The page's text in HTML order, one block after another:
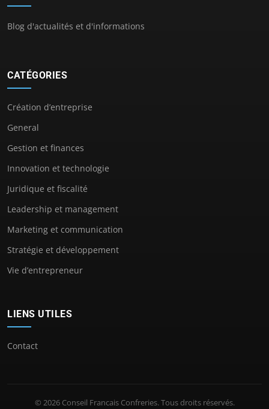
Blog d'actualités et d'informations
CATÉGORIES
Création d’entreprise
General
Gestion et finances
Innovation et technologie
Juridique et fiscalité
Leadership et management
Marketing et communication
Stratégie et développement
Vie d’entrepreneur
LIENS UTILES
Contact
© 2026 Conseil Francais Confreries. Tous droits réservés.